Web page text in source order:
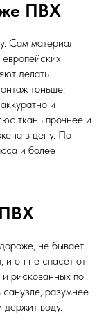
ПВХ
Сам материал
делать
тоньше:
и
ткань прочнее и
в цену. По
и более
не бывает
и он не спасёт от
рискованных по
санузле, разумнее
воду.